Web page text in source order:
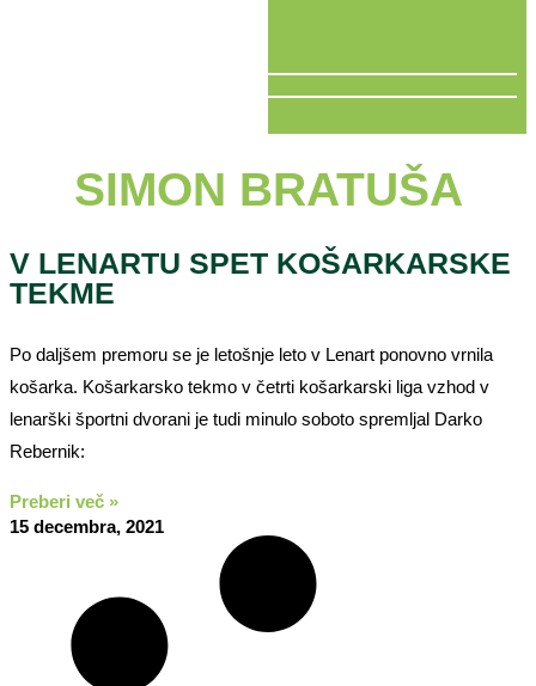
SIMON BRATUŠA
V LENARTU SPET KOŠARKARSKE
TEKME
Po daljšem premoru se je letošnje leto v Lenart ponovno vrnila
košarka. Košarkarsko tekmo v četrti košarkarski liga vzhod v
lenarški športni dvorani je tudi minulo soboto spremljal Darko
Rebernik:
Preberi več »
15 decembra, 2021